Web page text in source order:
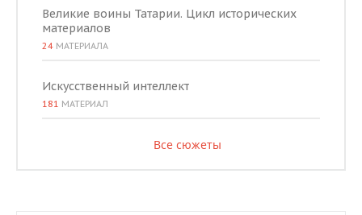
Великие воины Татарии. Цикл исторических
материалов
24 МАТЕРИАЛА
Искусственный интеллект
181 МАТЕРИАЛ
Все сюжеты